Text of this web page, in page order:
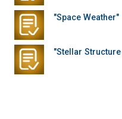
"Space Weather"
"Stellar